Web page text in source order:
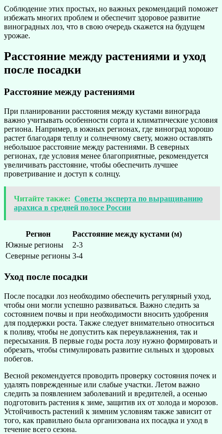
Соблюдение этих простых, но важных рекомендаций поможет
избежать многих проблем и обеспечит здоровое развитие
виноградных лоз, что в свою очередь скажется на будущем
урожае.
Расстояние между растениями и уход
после посадки
Расстояние между растениями
При планировании расстояния между кустами винограда
важно учитывать особенности сорта и климатические условия
региона. Например, в южных регионах, где виноград хорошо
растет благодаря теплу и солнечному свету, можно оставлять
небольшое расстояние между растениями. В северных
регионах, где условия менее благоприятные, рекомендуется
увеличивать расстояние, чтобы обеспечить лучшее
проветривание и доступ к солнцу.
Читайте также: Советы эксперта по выращиванию
арахиса в средней полосе России
Регион
Расстояние между кустами (м)
Южные регионы
2-3
Северные регионы 3-4
Уход после посадки
После посадки лоз необходимо обеспечить регулярный уход,
чтобы они могли успешно развиваться. Важно следить за
состоянием почвы и при необходимости вносить удобрения
для поддержки роста. Также следует внимательно относиться
к поливу, чтобы не допустить как переувлажнения, так и
пересыхания. В первые годы роста лозу нужно формировать и
обрезать, чтобы стимулировать развитие сильных и здоровых
побегов.
Весной рекомендуется проводить проверку состояния почек и
удалять поврежденные или слабые участки. Летом важно
следить за появлением заболеваний и вредителей, а осенью
подготовить растения к зиме, защитив их от холода и морозов.
Устойчивость растений к зимним условиям также зависит от
того, как правильно была организована их посадка и уход в
течение всего сезона.